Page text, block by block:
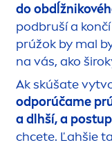
do
podbruší a
prúžok by mal
na vás, ako
Ak skúšate
odporúčame
a dlhší, a
chcete. Ľahšie